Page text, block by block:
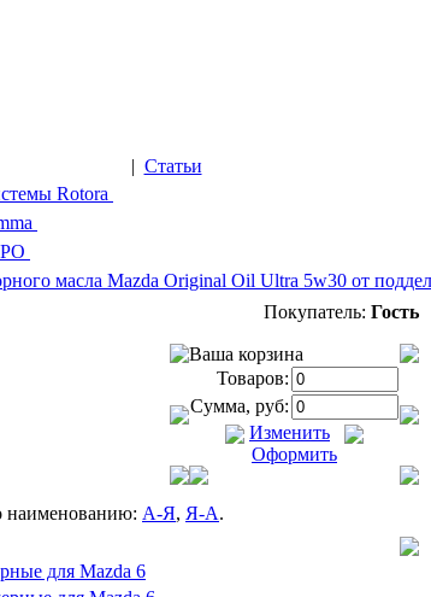
| Статьи
Rotora
масла Mazda Original Oil Ultra 5w30 от
Покупатель: Гость
Ваша корзина
Товаров:
Сумма, руб:
Изменить
Оформить
наименованию: А-Я, Я-А.
для Mazda 6